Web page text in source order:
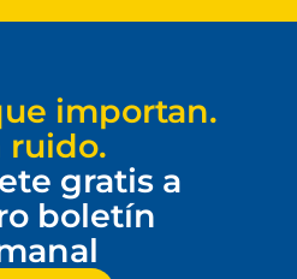
importan.
ruido.
gratis a
boletín